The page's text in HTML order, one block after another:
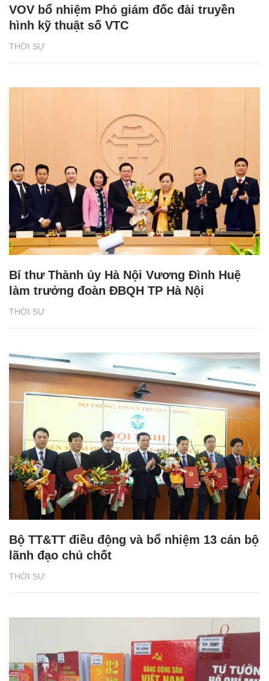
THỜI SỰ
VOV bổ nhiệm Phó giám đốc đài truyền
hình kỹ thuật số VTC
THỜI SỰ
Bí thư Thành ủy Hà Nội Vương Đình Huệ
làm trưởng đoàn ĐBQH TP Hà Nội
THỜI SỰ
Bộ TT&TT điều động và bổ nhiệm 13 cán bộ
lãnh đạo chủ chốt